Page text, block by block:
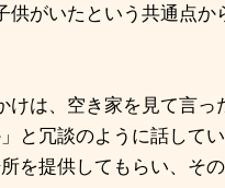
供がいたという共通点か
は、空き家を見て言っ
と冗談のように話して
を提供してもらい、そ